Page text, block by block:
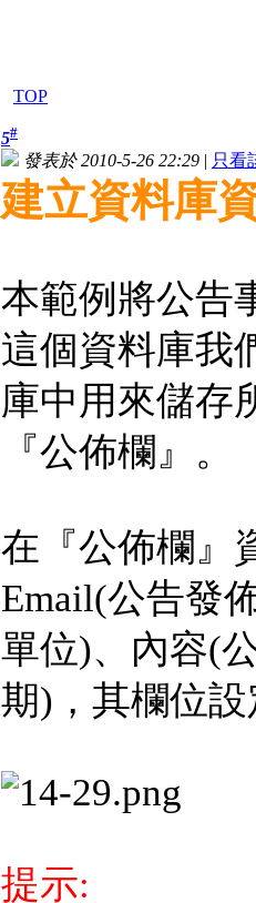
TOP
5#
發表於 2010-5-26 22:29 | 只看
建立資料庫
本範例將公告
這個資料庫我
庫中用來儲存
『公佈欄』。
在『公佈欄』
Email(公告發
單位)、內容(
期)，其欄位
提示: